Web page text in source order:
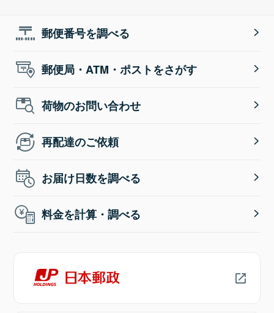
郵便番号を調べる
郵便局・ATM・ポストをさがす
荷物のお問い合わせ
再配達のご依頼
お届け日数を調べる
料金を計算・調べる